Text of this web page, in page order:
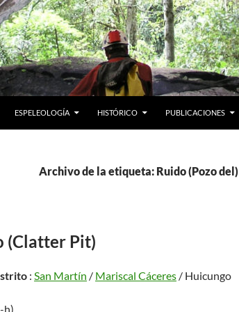
ESPELEOLOGÍA HISTÓRICO PUBLICACIONES
Archivo de la etiqueta: Ruido (Pozo del)
(Clatter Pit)
: San Martín / Mariscal Cáceres / Huicungo
h)